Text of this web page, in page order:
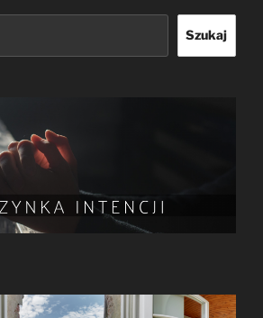
Szukaj